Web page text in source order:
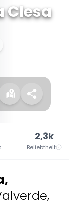
Clesa
2,3k
Beliebtheit
,